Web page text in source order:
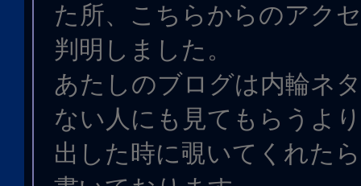
た所、こちらからのアク
判明しました。
あたしのブログは内輪ネ
ない人にも見てもらうよ
出した時に覗いてくれた